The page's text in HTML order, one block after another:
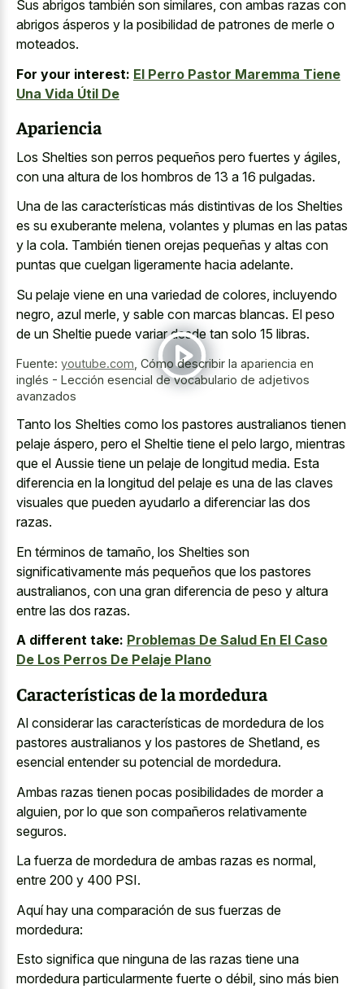
Sus abrigos también son similares, con ambas razas con
abrigos ásperos y la posibilidad de patrones de merle o
moteados.
For your interest: El Perro Pastor Maremma Tiene
Una Vida Útil De
Apariencia
Los Shelties son perros pequeños pero fuertes y ágiles,
con una altura de los hombros de 13 a 16 pulgadas.
Una de las características más distintivas de los Shelties
es su exuberante melena, volantes y plumas en las patas
y la cola. También tienen orejas pequeñas y altas con
puntas que cuelgan ligeramente hacia adelante.
Su pelaje viene en una variedad de colores, incluyendo
negro, azul merle, y sable con marcas blancas. El peso
de un Sheltie puede variar desde tan solo 15 libras.
Fuente: youtube.com Cómo describir la apariencia en
inglés - Lección esencial de vocabulario de adjetivos
avanzados
Tanto los Shelties como los pastores australianos tienen
pelaje áspero, pero el Sheltie tiene el pelo largo, mientras
que el Aussie tiene un pelaje de longitud media. Esta
diferencia en la longitud del pelaje es una de las claves
visuales que pueden ayudarlo a diferenciar las dos
razas.
En términos de tamaño, los Shelties son
significativamente más pequeños que los pastores
australianos, con una gran diferencia de peso y altura
entre las dos razas.
A different take: Problemas De Salud En El Caso
De Los Perros De Pelaje Plano
Características de la mordedura
Al considerar las características de mordedura de los
pastores australianos y los pastores de Shetland, es
esencial entender su potencial de mordedura.
Ambas razas tienen pocas posibilidades de morder a
alguien, por lo que son compañeros relativamente
seguros.
La fuerza de mordedura de ambas razas es normal,
entre 200 y 400 PSI.
Aquí hay una comparación de sus fuerzas de
mordedura:
Esto significa que ninguna de las razas tiene una
mordedura particularmente fuerte o débil, sino más bien